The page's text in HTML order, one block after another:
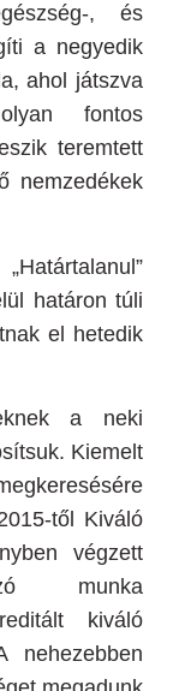
, és
a negyedik
ahol játszva
fontos
teremtett
nemzedékek
határon túli
el hetedik
a neki
Kiemelt
től Kiváló
végzett
munka
kiváló
nehezebben